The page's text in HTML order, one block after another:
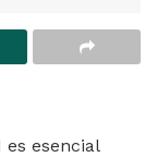
esencial